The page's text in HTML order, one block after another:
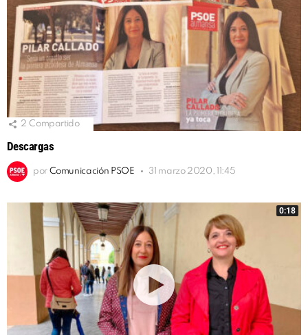
2 Compartido
Descargas
por Comunicación PSOE 31 marzo 2020, 11:45
0:18